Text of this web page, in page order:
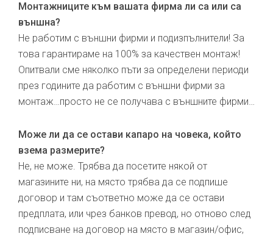
Монтажниците към вашата фирма ли са или са
външна?
Не работим с външни фирми и подизпълнители! За
това гарантираме на 100% за качествен монтаж!
Опитвали сме няколко пъти за определени периоди
през годините да работим с външни фирми за
монтаж…просто не се получава с външните фирми…
Може ли да се остави капаро на човека, който
взема размерите?
Не, не може. Трябва да посетите някой от
магазините ни, на място трябва да се подпише
договор и там съответно може да се остави
предплата, или чрез банков превод, но отново след
подписване на договор на място в магазин/офис,